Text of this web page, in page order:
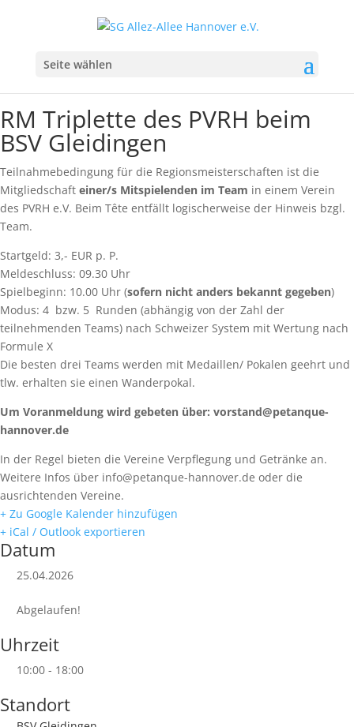
Seite wählen
RM Triplette des PVRH beim
BSV Gleidingen
Teilnahmebedingung für die Regionsmeisterschaften ist die
Mitgliedschaft einer/s Mitspielenden im Team in einem Verein
des PVRH e.V. Beim Tête entfällt logischerweise der Hinweis bzgl.
Team.
Startgeld: 3,- EUR p. P.
Meldeschluss: 09.30 Uhr
Spielbeginn: 10.00 Uhr (sofern nicht anders bekannt gegeben)
Modus: 4 bzw. 5 Runden (abhängig von der Zahl der
teilnehmenden Teams) nach Schweizer System mit Wertung nach
Formule X
Die besten drei Teams werden mit Medaillen/ Pokalen geehrt und
tlw. erhalten sie einen Wanderpokal.
Um Voranmeldung wird gebeten über: vorstand@petanque-
hannover.de
In der Regel bieten die Vereine Verpflegung und Getränke an.
Weitere Infos über info@petanque-hannover.de oder die
ausrichtenden Vereine.
+ Zu Google Kalender hinzufügen
+ iCal / Outlook exportieren
Datum
25.04.2026
Abgelaufen!
Uhrzeit
10:00 - 18:00
Standort